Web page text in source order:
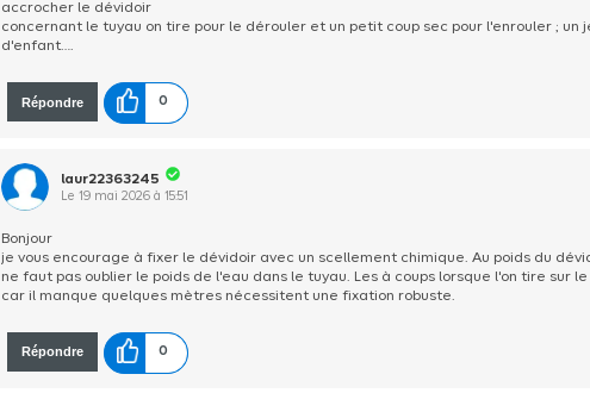
accrocher le dévidoir
concernant le tuyau on tire pour le dérouler et un petit coup sec pour l'enrouler ; un
d'enfant….
Répondre 0
laur22363245
Le19 mai 2026 à15:51
Bonjour
je vous encourage à fixer le dévidoir avec un scellement chimique. Au poids du
ne faut pas oublier le poids de l'eau dans le tuyau. Les à coups lorsque l'on tire sur le
car il manque quelques mètres nécessitent une fixation robuste.
Répondre 0